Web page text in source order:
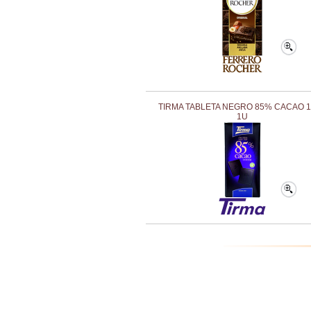
TIRMA TABLETA NEGRO 85% CACAO
1U